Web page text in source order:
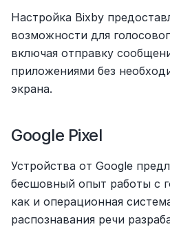
Настройка Bixby
возможности для
включая отправку
приложениями без
экрана.
Google Pixel
Устройства от Google
бесшовный опыт работы с
как и операционная
распознавания речи